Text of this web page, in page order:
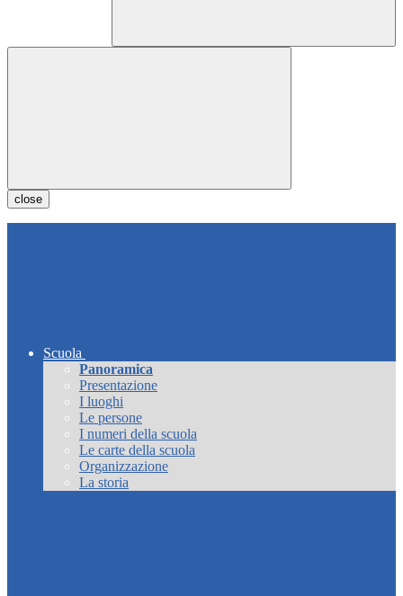
close
Scuola
Panoramica
Presentazione
I luoghi
Le persone
I numeri della scuola
Le carte della scuola
Organizzazione
La storia